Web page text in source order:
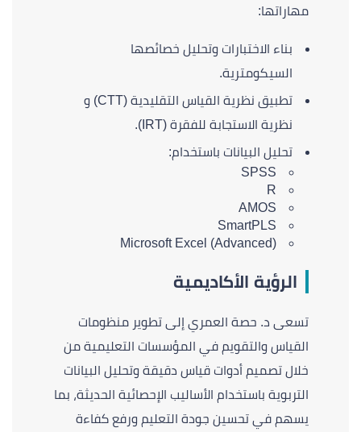
مهاراتها:
بناء الاختبارات وتحليل خصائصها
السيكومترية.
تطبيق نظرية القياس التقليدية (CTT) و
نظرية الاستجابة للفقرة (IRT).
تحليل البيانات باستخدام:
SPSS
R
AMOS
SmartPLS
Microsoft Excel (Advanced)
الرؤية الأكاديمية
تسعى د. حصة العمري إلى تطوير منظومات
القياس والتقويم في المؤسسات التعليمية من
خلال تصميم أدوات قياس دقيقة وتحليل البيانات
التربوية باستخدام الأساليب الإحصائية الحديثة، بما
يسهم في تحسين جودة التعليم ورفع كفاءة